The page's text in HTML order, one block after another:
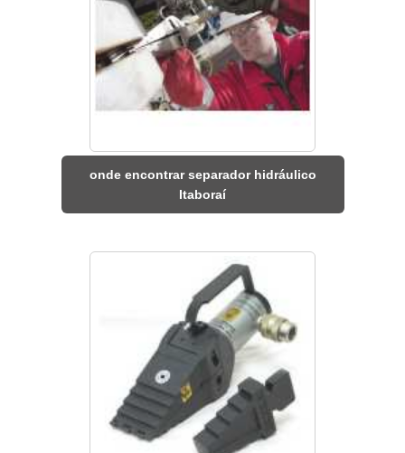
onde encontrar separador hidráulico
Itaboraí